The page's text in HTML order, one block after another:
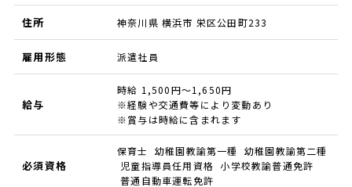
住所 神奈川県 横浜市 栄区公田町233
雇用形態 派遣社員
給与
時給 1,500円～1,650円
※経験や交通費等により変動あり
※賞与は時給に含まれます
必須資格
保育士 幼稚園教諭第一種 幼稚園教諭第二種
児童指導員任用資格 小学校教諭普通免許
普通自動車運転免許